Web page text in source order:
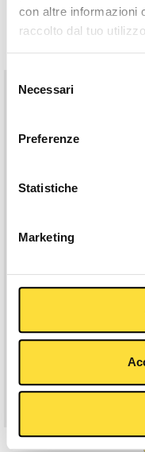
con altre informazioni
raccolto dal tuo
delNecessari
Preferenze
Statistiche
Marketing
Related